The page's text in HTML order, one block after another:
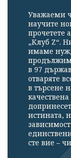
Уважаеми
научите
прочетете
„Клуб Z“.
имаме
в 97
отваряте
в търсене
истината,
сте вие –